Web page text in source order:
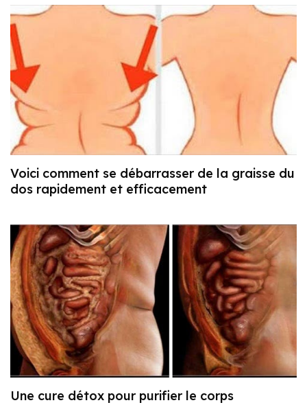
Voici comment se débarrasser de la graisse du
dos rapidement et efficacement
Une cure détox pour purifier le corps